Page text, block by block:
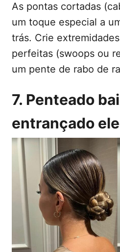
As pontas cortadas
um toque especial a
trás. Crie
perfeitas (swoops ou
um pente de rabo de
7. Penteado
entrançado